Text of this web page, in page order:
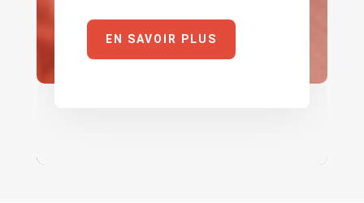
EN SAVOIR PLUS